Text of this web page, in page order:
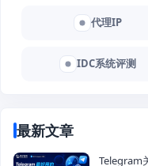
代理IP
IDC系统评测
最新文章
Telegram